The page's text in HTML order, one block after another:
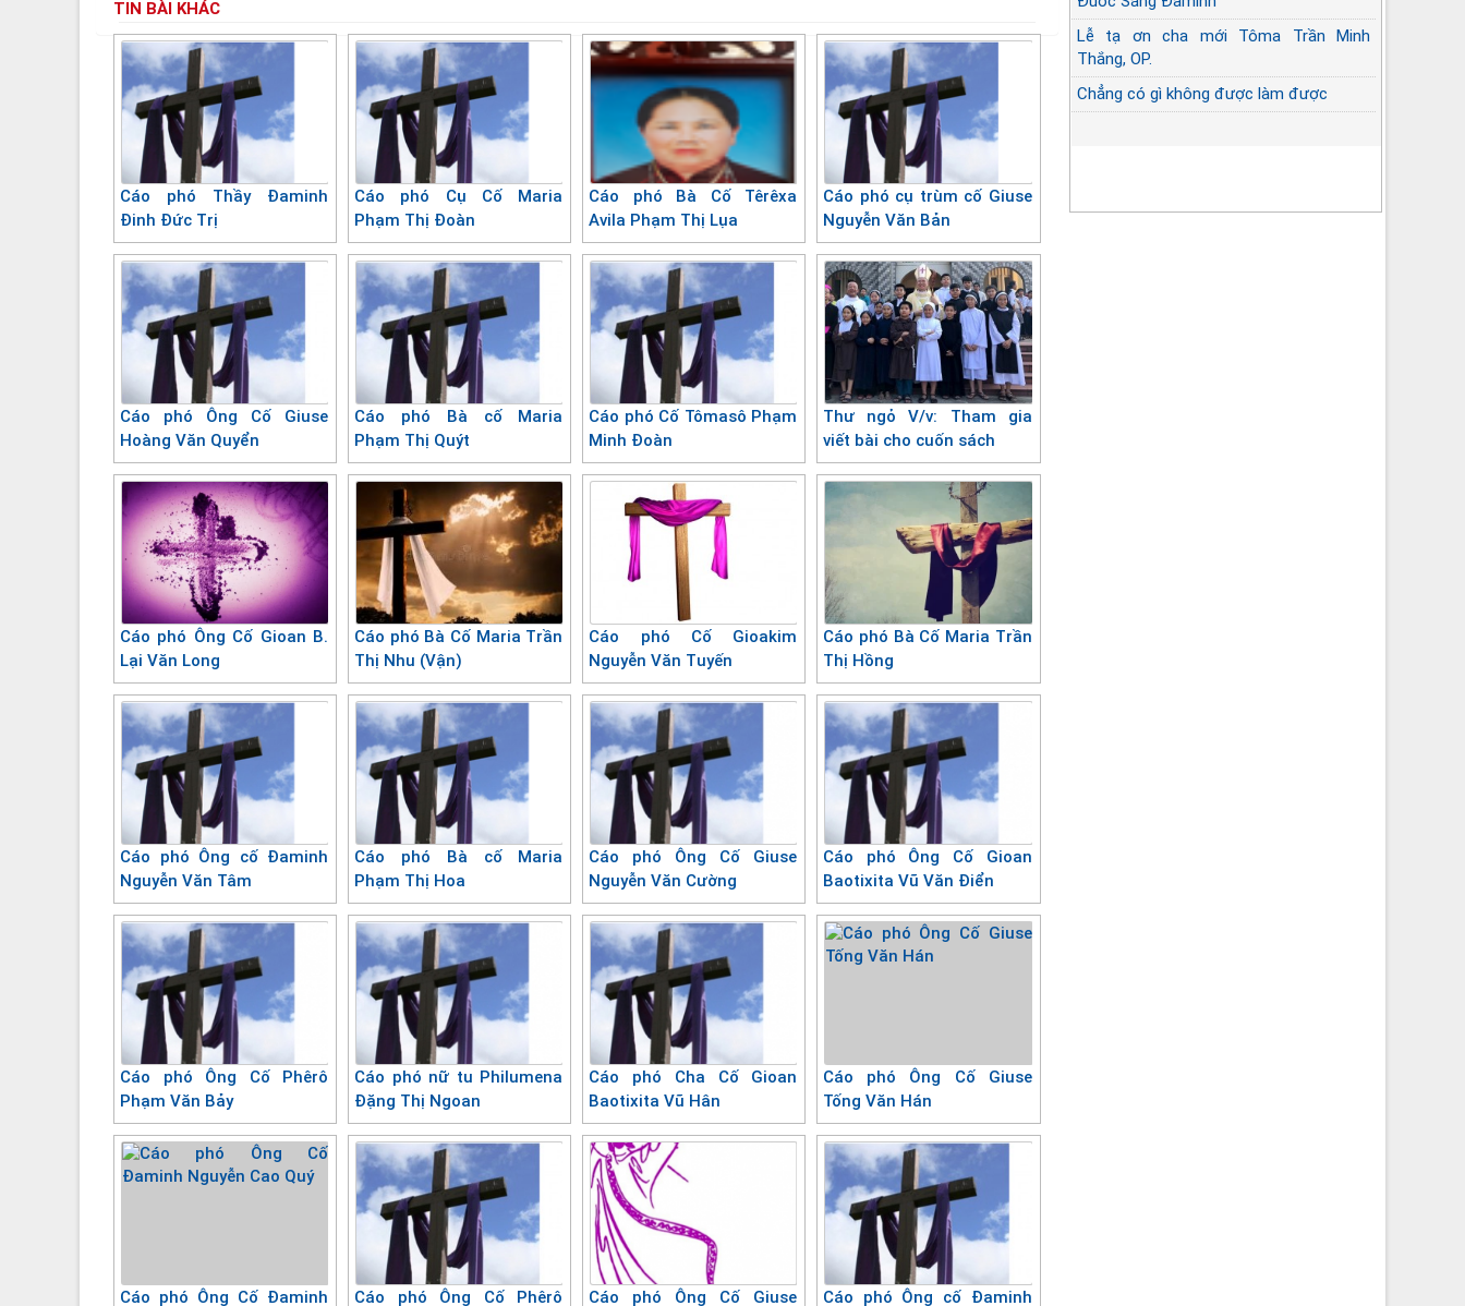
TIN BÀI KHÁC
Cáo phó Thầy Đaminh
Đinh Đức Trị
Cáo phó Cụ Cố Maria
Phạm Thị Đoàn
Cáo phó Bà Cố Têrêxa
Avila Phạm Thị Lụa
Cáo phó cụ trùm cố Giuse
Nguyễn Văn Bản
Cáo phó Ông Cố Giuse
Hoàng Văn Quyển
Cáo phó Bà cố Maria
Phạm Thị Quýt
Cáo phó Cố Tômasô Phạm
Minh Đoàn
Thư ngỏ V/v: Tham gia
viết bài cho cuốn sách
Cáo phó Ông Cố Gioan B.
Lại Văn Long
Cáo phó Bà Cố Maria Trần
Thị Nhu (Vận)
Cáo phó Cố Gioakim
Nguyễn Văn Tuyến
Cáo phó Bà Cố Maria Trần
Thị Hồng
Cáo phó Ông cố Đaminh
Nguyễn Văn Tâm
Cáo phó Bà cố Maria
Phạm Thị Hoa
Cáo phó Ông Cố Giuse
Nguyễn Văn Cường
Cáo phó Ông Cố Gioan
Baotixita Vũ Văn Điển
Cáo phó Ông Cố Phêrô
Phạm Văn Bảy
Cáo phó nữ tu Philumena
Đặng Thị Ngoan
Cáo phó Cha Cố Gioan
Baotixita Vũ Hân
Cáo phó Ông Cố Giuse
Tống Văn Hán
Cáo phó Ông Cố Đaminh Cáo phó Ông Cố Phêrô Cáo phó Ông Cố Giuse Cáo phó Ông cố Đaminh
Lễ tạ ơn cha mới Tôma Trần Minh
Thắng, OP.
Chẳng có gì không được làm được